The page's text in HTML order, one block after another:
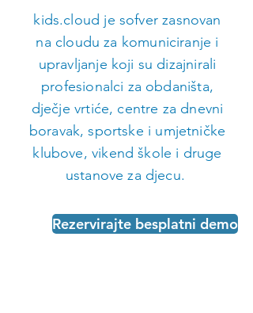
kids.cloud je sofver zasnovan
na cloudu za komuniciranje i
upravljanje koji su dizajnirali
profesionalci za obdaništa,
dječje vrtiće, centre za dnevni
boravak, sportske i umjetničke
klubove, vikend škole i druge
ustanove za djecu.
Rezervirajte besplatni demo